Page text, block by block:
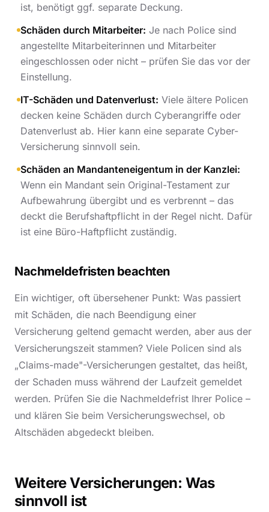
ist, benötigt ggf. separate Deckung.
Schäden durch Mitarbeiter: Je nach Police sind
angestellte Mitarbeiterinnen und Mitarbeiter
eingeschlossen oder nicht – prüfen Sie das vor der
Einstellung.
IT-Schäden und Datenverlust: Viele ältere Policen
decken keine Schäden durch Cyberangriffe oder
Datenverlust ab. Hier kann eine separate Cyber-
Versicherung sinnvoll sein.
Schäden an Mandanteneigentum in der Kanzlei:
Wenn ein Mandant sein Original-Testament zur
Aufbewahrung übergibt und es verbrennt – das
deckt die Berufshaftpflicht in der Regel nicht. Dafür
ist eine Büro-Haftpflicht zuständig.
Nachmeldefristen beachten
Ein wichtiger, oft übersehener Punkt: Was passiert
mit Schäden, die nach Beendigung einer
Versicherung geltend gemacht werden, aber aus der
Versicherungszeit stammen? Viele Policen sind als
„Claims-made"-Versicherungen gestaltet, das heißt,
der Schaden muss während der Laufzeit gemeldet
werden. Prüfen Sie die Nachmeldefrist Ihrer Police –
und klären Sie beim Versicherungswechsel, ob
Altschäden abgedeckt bleiben.
Weitere Versicherungen: Was
sinnvoll ist